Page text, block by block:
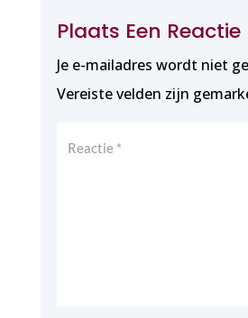
Plaats Een Reactie
Je e-mailadres wordt niet
Vereiste velden zijn